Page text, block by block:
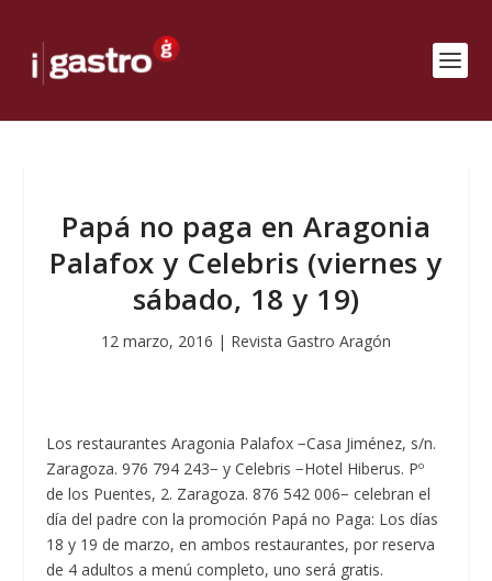
Papá no paga en Aragonia
Palafox y Celebris (viernes y
sábado, 18 y 19)
12 marzo, 2016 | Revista Gastro Aragón
Los restaurantes Aragonia Palafox −Casa Jiménez, s/n.
Zaragoza. 976 794 243− y Celebris −Hotel Hiberus. Pº
de los Puentes, 2. Zaragoza. 876 542 006− celebran el
día del padre con la promoción Papá no Paga: Los días
18 y 19 de marzo, en ambos restaurantes, por reserva
de 4 adultos a menú completo, uno será gratis.